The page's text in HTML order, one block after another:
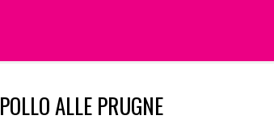
POLLO ALLE PRUGNE